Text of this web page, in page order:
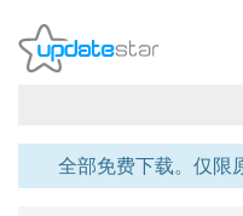
全部免费下载。仅限